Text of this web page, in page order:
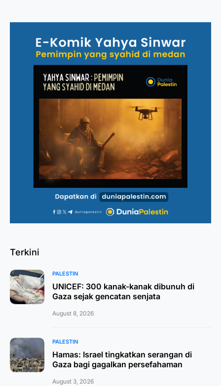
Terkini
PALESTIN
UNICEF: 300 kanak-kanak dibunuh di
Gaza sejak gencatan senjata
August 8, 2026
PALESTIN
Hamas: Israel tingkatkan serangan di
Gaza bagi gagalkan persefahaman
August 3, 2026